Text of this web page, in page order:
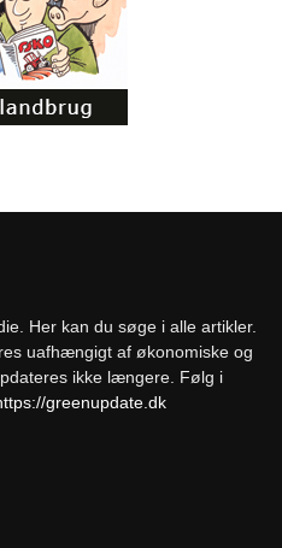
Her kan du søge i alle artikler.
uafhængigt af økonomiske og
ikke længere. Følg i
greenupdate.dk